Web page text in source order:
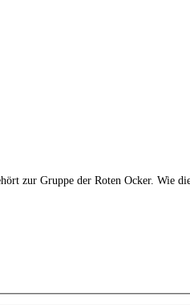
zur Gruppe der Roten Ocker. Wie